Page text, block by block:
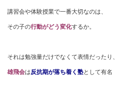
講習会や体験授業で一番大切なのは、
その子の行動がどう変化するか。
それは勉強量だけでなくて表情だったり
雄飛会は反抗期が落ち着く塾として有名